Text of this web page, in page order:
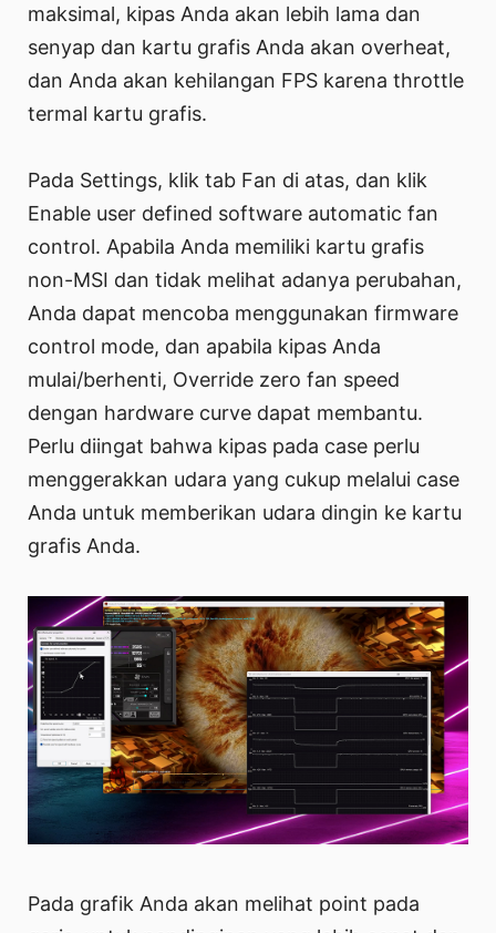
maksimal, kipas Anda akan lebih lama dan
senyap dan kartu grafis Anda akan overheat,
dan Anda akan kehilangan FPS karena throttle
termal kartu grafis.
Pada Settings, klik tab Fan di atas, dan klik
Enable user defined software automatic fan
control. Apabila Anda memiliki kartu grafis
non-MSI dan tidak melihat adanya perubahan,
Anda dapat mencoba menggunakan firmware
control mode, dan apabila kipas Anda
mulai/berhenti, Override zero fan speed
dengan hardware curve dapat membantu.
Perlu diingat bahwa kipas pada case perlu
menggerakkan udara yang cukup melalui case
Anda untuk memberikan udara dingin ke kartu
grafis Anda.
Pada grafik Anda akan melihat point pada